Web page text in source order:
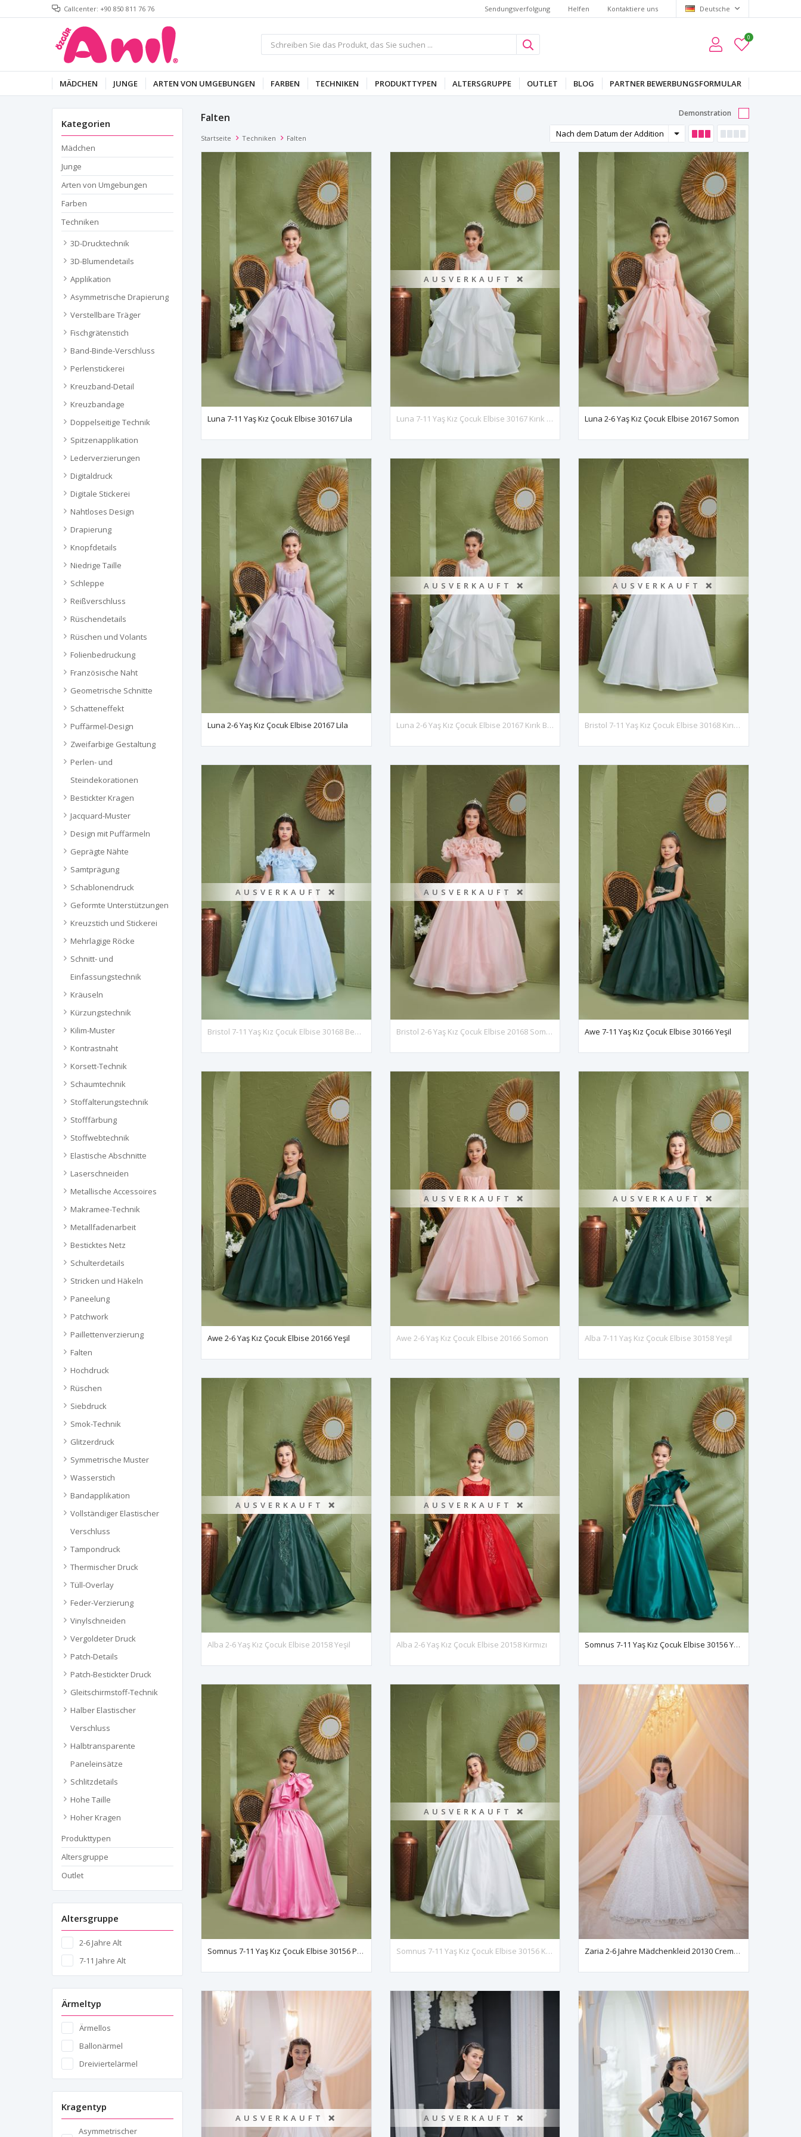
Callcenter: +90 850 811 76 76 Sendungsverfolgung Helfen Kontaktiere uns Deutsche
0
MÄDCHEN JUNGE ARTEN VON UMGEBUNGEN FARBEN TECHNIKEN PRODUKTTYPEN ALTERSGRUPPE OUTLET BLOG PARTNER BEWERBUNGSFORMULAR
Kategorien
Mädchen
Junge
Arten von Umgebungen
Farben
Techniken
3D-Drucktechnik
3D-Blumendetails
Applikation
Asymmetrische Drapierung
Verstellbare Träger
Fischgrätenstich
Band-Binde-Verschluss
Perlenstickerei
Kreuzband-Detail
Kreuzbandage
Doppelseitige Technik
Spitzenapplikation
Lederverzierungen
Digitaldruck
Digitale Stickerei
Nahtloses Design
Drapierung
Knopfdetails
Niedrige Taille
Schleppe
Reißverschluss
Rüschendetails
Rüschen und Volants
Folienbedruckung
Französische Naht
Geometrische Schnitte
Schatteneffekt
Puffärmel-Design
Zweifarbige Gestaltung
Perlen- und
Steindekorationen
Bestickter Kragen
Jacquard-Muster
Design mit Puffärmeln
Geprägte Nähte
Samtprägung
Schablonendruck
Geformte Unterstützungen
Kreuzstich und Stickerei
Mehrlagige Röcke
Schnitt- und
Einfassungstechnik
Kräuseln
Kürzungstechnik
Kilim-Muster
Kontrastnaht
Korsett-Technik
Schaumtechnik
Stoffalterungstechnik
Stofffärbung
Stoffwebtechnik
Elastische Abschnitte
Laserschneiden
Metallische Accessoires
Makramee-Technik
Metallfadenarbeit
Besticktes Netz
Schulterdetails
Stricken und Häkeln
Paneelung
Patchwork
Paillettenverzierung
Falten
Hochdruck
Rüschen
Siebdruck
Smok-Technik
Glitzerdruck
Symmetrische Muster
Wasserstich
Bandapplikation
Vollständiger Elastischer
Verschluss
Tampondruck
Thermischer Druck
Tüll-Overlay
Feder-Verzierung
Vinylschneiden
Vergoldeter Druck
Patch-Details
Patch-Bestickter Druck
Gleitschirmstoff-Technik
Halber Elastischer
Verschluss
Halbtransparente
Paneleinsätze
Schlitzdetails
Hohe Taille
Hoher Kragen
Produkttypen
Altersgruppe
Outlet
Altersgruppe
2-6 Jahre Alt
7-11 Jahre Alt
Ärmeltyp
Ärmellos
Ballonärmel
Dreiviertelärmel
Kragentyp
Asymmetrischer
Falten
Startseite Techniken Falten
Demonstration
Luna 7-11 Yaş Kız Çocuk Elbise 30167 Lila
AUSVERKAUFT ❌
Luna 7-11 Yaş Kız Çocuk Elbise 30167 Kırık Beyaz Luna 2-6 Yaş Kız Çocuk Elbise 20167 Somon
Luna 2-6 Yaş Kız Çocuk Elbise 20167 Lila
AUSVERKAUFT ❌
Luna 2-6 Yaş Kız Çocuk Elbise 20167 Kırık Beyaz
AUSVERKAUFT ❌
Bristol 7-11 Yaş Kız Çocuk Elbise 30168 Kırık Beyaz
AUSVERKAUFT ❌
Bristol 7-11 Yaş Kız Çocuk Elbise 30168 Bebe Mavi
AUSVERKAUFT ❌
Bristol 2-6 Yaş Kız Çocuk Elbise 20168 Somon Awe 7-11 Yaş Kız Çocuk Elbise 30166 Yeşil
Awe 2-6 Yaş Kız Çocuk Elbise 20166 Yeşil
AUSVERKAUFT ❌
Awe 2-6 Yaş Kız Çocuk Elbise 20166 Somon
AUSVERKAUFT ❌
Alba 7-11 Yaş Kız Çocuk Elbise 30158 Yeşil
AUSVERKAUFT ❌
Alba 2-6 Yaş Kız Çocuk Elbise 20158 Yeşil
AUSVERKAUFT ❌
Alba 2-6 Yaş Kız Çocuk Elbise 20158 Kırmızı Somnus 7-11 Yaş Kız Çocuk Elbise 30156 Yeşil
Somnus 7-11 Yaş Kız Çocuk Elbise 30156 Pembe
AUSVERKAUFT ❌
Somnus 7-11 Yaş Kız Çocuk Elbise 30156 Kırık Beyaz Zaria 2-6 Jahre Mädchenkleid 20130 Cremeweiß
AUSVERKAUFT ❌ AUSVERKAUFT ❌